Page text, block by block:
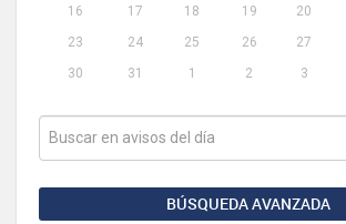
16
17 18 19 20
23
24 25 26 27
30
31 1 2 3
BÚSQUEDA AVANZADA